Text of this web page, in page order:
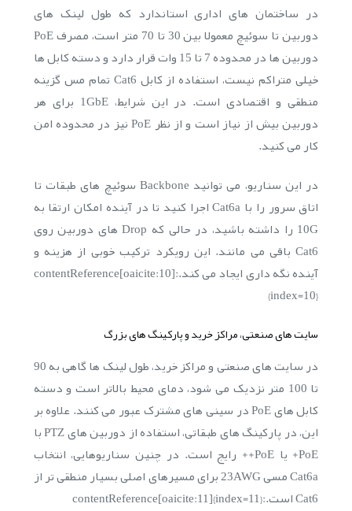
در ساختمان های اداری استاندارد که طول لینک های
دوربین تا سوئیچ معمولا بین 30 تا 70 متر است، مصرف PoE
دوربین ها در محدوده 7 تا 15 وات قرار دارد و دسته کابل ها
خیلی متراکم نیست، استفاده از کابل Cat6 تمام مس گزینه
منطقی و اقتصادی است. در این شرایط، 1GbE برای هر
دوربین بیش از نیاز است و از نظر PoE نیز در محدوده امن
کار می کنید.
در این سناریو، می توانید Backbone سوئیچ های طبقات تا
اتاق سرور را با Cat6a اجرا کنید تا در آینده امکان ارتقا به
10G را داشته باشید، در حالی که Drop های دوربین روی
Cat6 باقی می مانند. این رویکرد ترکیب خوبی از هزینه و
آینده نگه داری ایجاد می کند.:contentReference[oaicite:10]
{index=10}
سایت های صنعتی، مراکز خرید و پارکینگ های بزرگ
در سایت های صنعتی و مراکز خرید، طول لینک ها گاهی به 90
تا 100 متر نزدیک می شود، دمای محیط بالاتر است و دسته
کابل های PoE در سینی های مشترک عبور می کنند. علاوه بر
این، در پارکینگ های طبقاتی، استفاده از دوربین های PTZ با
PoE+ یا PoE++ رایج است. در چنین سناریوهایی، انتخاب
Cat6a مسی 23AWG برای مسیرهای اصلی بسیار منطقی تر از
Cat6 است.:contentReference[oaicite:11]{index=11}